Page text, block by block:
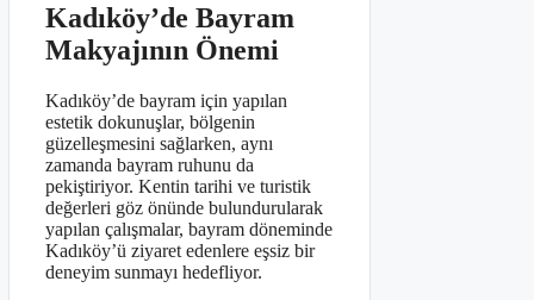
Kadıköy’de Bayram
Makyajının Önemi
Kadıköy’de bayram için yapılan
estetik dokunuşlar, bölgenin
güzelleşmesini sağlarken, aynı
zamanda bayram ruhunu da
pekiştiriyor. Kentin tarihi ve turistik
değerleri göz önünde bulundurularak
yapılan çalışmalar, bayram döneminde
Kadıköy’ü ziyaret edenlere eşsiz bir
deneyim sunmayı hedefliyor.